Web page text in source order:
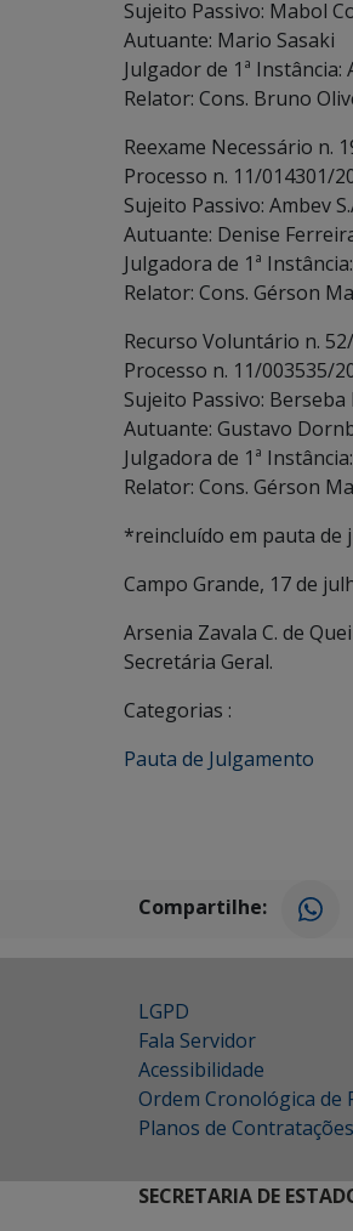
Sujeito Passivo: Mabol
Autuante: Mario Sasaki
Julgador de 1ª
Relator: Cons. Bruno
Reexame Necessário n.
Processo n. 11/014301/
Sujeito Passivo: Ambev
Autuante: Denise
Julgadora de 1ª
Relator: Cons. Gérson
Recurso Voluntário n.
Processo n. 11/003535/
Sujeito Passivo: Berseba
Autuante: Gustavo
Julgadora de 1ª
Relator: Cons. Gérson
*reincluído em pauta de
Campo Grande, 17 de
Arsenia Zavala C. de
Secretária Geral.
Categorias :
Pauta de Julgamento
Compartilhe:
LGPD
Fala Servidor
Acessibilidade
Ordem Cronológica de
Planos de
SECRETARIA DE